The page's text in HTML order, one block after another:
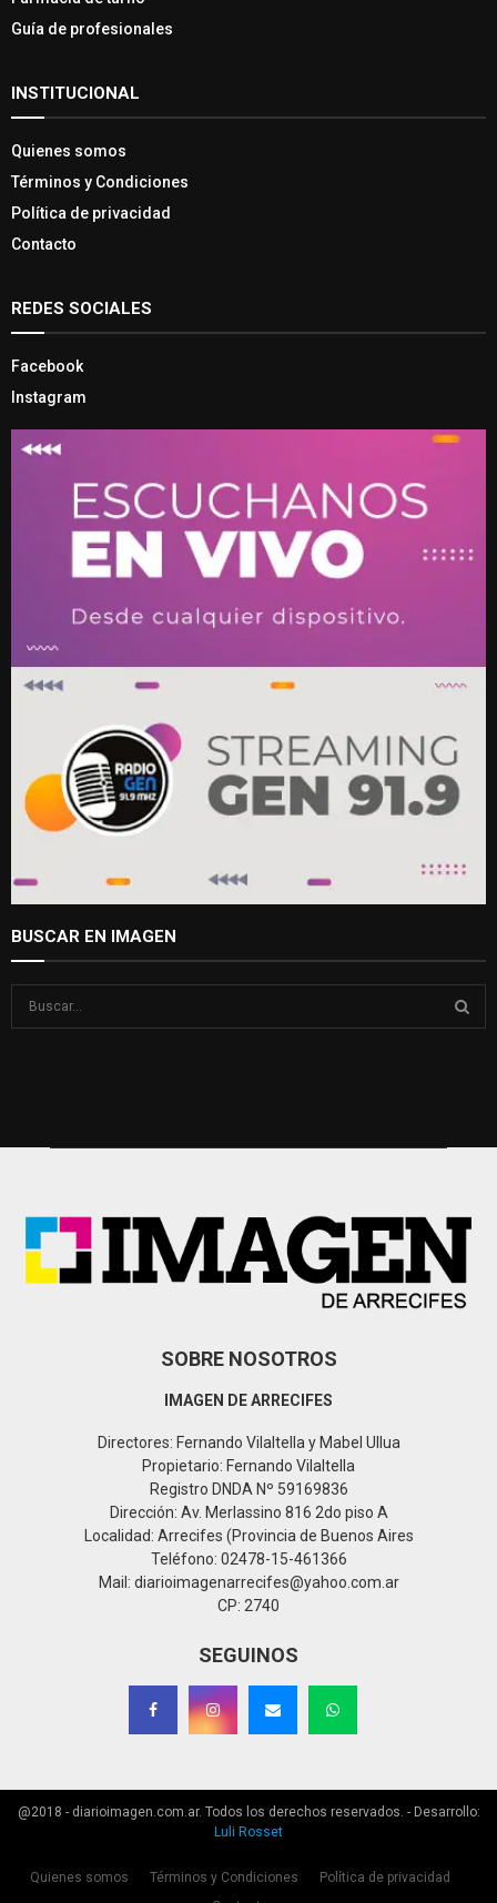
Guía de profesionales
INSTITUCIONAL
Quienes somos
Términos y Condiciones
Política de privacidad
Contacto
REDES SOCIALES
Facebook
Instagram
BUSCAR EN IMAGEN
SOBRE NOSOTROS
IMAGEN DE ARRECIFES
Directores: Fernando Vilaltella y Mabel Ullua
Propietario: Fernando Vilaltella
Registro DNDA Nº 59169836
Dirección: Av. Merlassino 816 2do piso A
Localidad: Arrecifes (Provincia de Buenos Aires
Teléfono: 02478-15-461366
Mail: diarioimagenarrecifes@yahoo.com.ar
CP: 2740
SEGUINOS
@2018 - diarioimagen.com.ar. Todos los derechos reservados. - Desarrollo:
Luli Rosset
Quienes somos Términos y Condiciones
Política de privacidad